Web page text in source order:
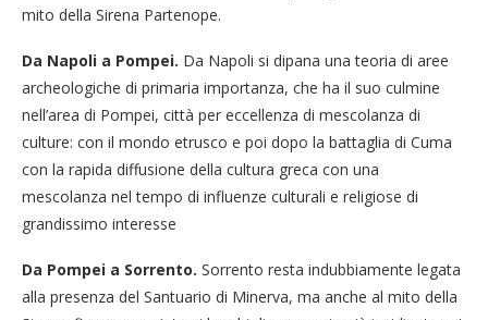
mito della Sirena Partenope.
Da Napoli a Pompei. Da Napoli si dipana una teoria di aree
archeologiche di primaria importanza, che ha il suo culmine
nell’area di Pompei, città per eccellenza di mescolanza di
culture: con il mondo etrusco e poi dopo la battaglia di Cuma
con la rapida diffusione della cultura greca con una
mescolanza nel tempo di influenze culturali e religiose di
grandissimo interesse
Da Pompei a Sorrento. Sorrento resta indubbiamente legata
alla presenza del Santuario di Minerva, ma anche al mito della